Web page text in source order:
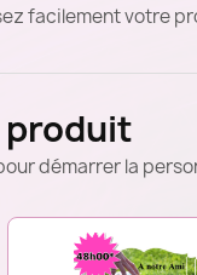
facilement votre
produit
démarrer la